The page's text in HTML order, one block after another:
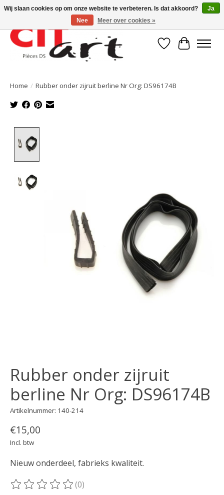
Verlanglijst
Home / Rubber onder zijruit berline Nr Org: DS96174B
Rubber onder zijruit
berline Nr Org: DS96174B
Artikelnummer: 140-214
€15,00
Incl. btw
Nieuw onderdeel, fabrieks kwaliteit.
De beoordeling van dit product is
(0)
Wij slaan cookies op om onze website te verbeteren. Is dat akkoord?
Ja
Nee
Meer over cookies »